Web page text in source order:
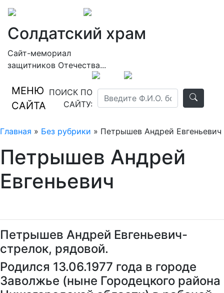
Солдатский храм
Сайт-мемориал
защитников Отечества...
МЕНЮ
САЙТА
ПОИСК ПО
САЙТУ:
Главная » Без рубрики » Петрышев Андрей Евгеньевич
Петрышев Андрей
Евгеньевич
Петрышев Андрей Евгеньевич-
стрелок, рядовой.
Родился 13.06.1977 года в городе
Заволжье (ныне Городецкого района